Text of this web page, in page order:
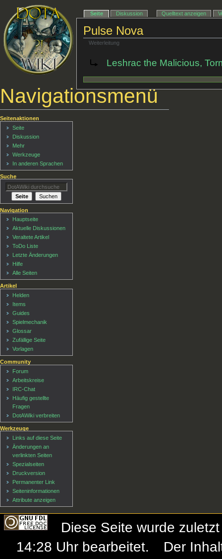
Pulse Nova
Weiterleitung
Leshrac the Malicious,
Navigationsmenü
Seite Diskussion Quelltext anzeigen
Seitenaktionen
Seite
Diskussion
Mehr
Werkzeuge
In anderen Sprachen
Suche
Navigation
Hauptseite
Aktuelle Diskussionen
Veraltete Artikel
ToDo Liste
Letzte Änderungen
Hilfe
Alle Seiten
Artikel
Helden
Items
Guides
Spielmechanik
Glossar
Zufällige Seite
Vorlagen
Community
Forum
Arbeitskreise
IRC-Chat
Häufig gestellte
Fragen
DotAWiki verbreiten
Werkzeuge
Links auf diese Seite
Änderungen an
verlinkten Seiten
Spezialseiten
Druckversion
Permanenter Link
Seiten­informationen
Attribute anzeigen
Diese Seite wurde
14:28 Uhr bearbeitet.
Der